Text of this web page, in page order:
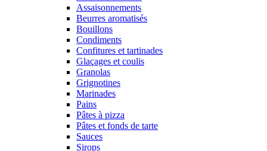
Assaisonnements
Beurres aromatisés
Bouillons
Condiments
Confitures et tartinades
Glaçages et coulis
Granolas
Grignotines
Marinades
Pains
Pâtes à pizza
Pâtes et fonds de tarte
Sauces
Sirops